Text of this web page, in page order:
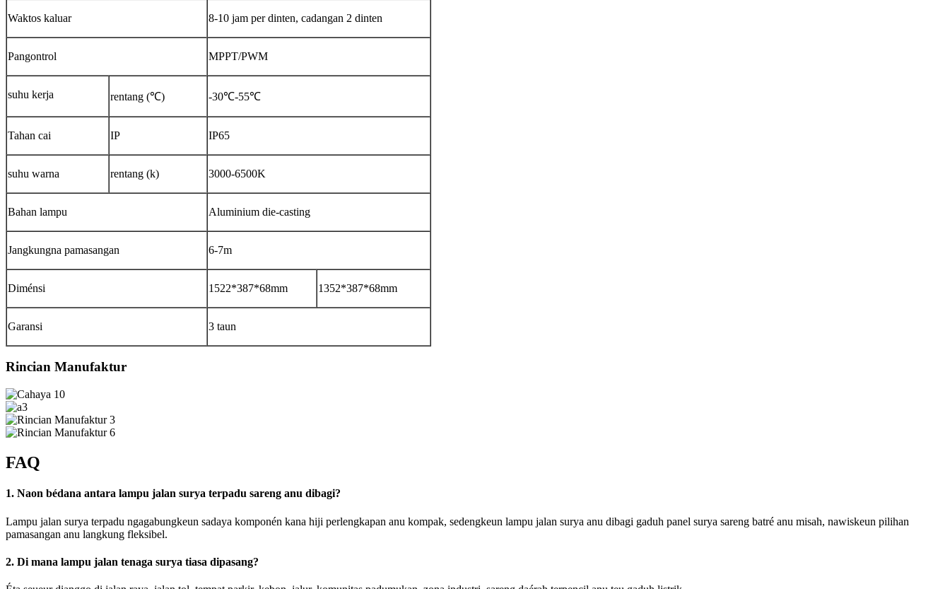
Waktos kaluar 8-10 jam per dinten, cadangan 2 dinten
Pangontrol MPPT/PWM
suhu kerja rentang (℃) -30℃-55℃
Tahan cai IP IP65
suhu warna rentang (k) 3000-6500K
Bahan lampu Aluminium die-casting
Jangkungna pamasangan 6-7m
Diménsi 1522*387*68mm 1352*387*68mm
Garansi 3 taun
Rincian Manufaktur
FAQ
1. Naon bédana antara lampu jalan surya terpadu sareng anu dibagi?
Lampu jalan surya terpadu ngagabungkeun sadaya komponén kana hiji perlengkapan anu kompak, sedengkeun lampu jalan surya anu dibagi gaduh panel surya sareng batré anu misah, nawiskeun pilihan
pamasangan anu langkung fleksibel.
2. Di mana lampu jalan tenaga surya tiasa dipasang?